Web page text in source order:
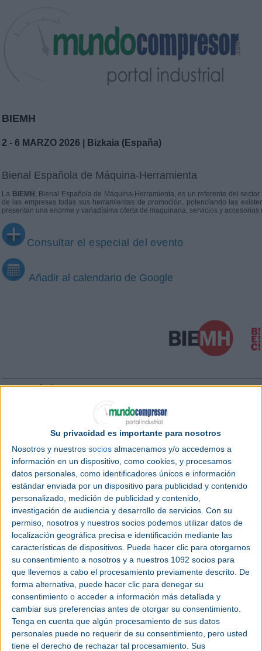
Su privacidad es importante para nosotros
Nosotros y nuestros socios almacenamos y/o accedemos a
información en un dispositivo, como cookies, y procesamos
datos personales, como identificadores únicos e información
estándar enviada por un dispositivo para publicidad y contenido
personalizado, medición de publicidad y contenido,
investigación de audiencia y desarrollo de servicios. Con su
permiso, nosotros y nuestros socios podemos utilizar datos de
localización geográfica precisa e identificación mediante las
características de dispositivos. Puede hacer clic para otorgarnos
su consentimiento a nosotros y a nuestros 1092 socios para
que llevemos a cabo el procesamiento previamente descrito. De
forma alternativa, puede hacer clic para denegar su
consentimiento o acceder a información más detallada y
cambiar sus preferencias antes de otorgar su consentimiento.
Tenga en cuenta que algún procesamiento de sus datos
personales puede no requerir de su consentimiento, pero usted
tiene el derecho de rechazar tal procesamiento. Sus
BIEMH
2 - 6 MARZO 2026 | Bizkaia (España)
Bienal Española de Máquina-Herramienta
La BIEMH , Bienal Española de Máquina-Herramienta, es un referente del
de las empresas todas sus herramientas de promoción, potenciando las
presentan una enorme y variadísima oferta de maquinaria, servicios y
Consultar el especial del evento
Añadir al calendario de Google
Categoría | Feria
Bizkaia (España)
Lunes 2 marzo 2026 - Viernes 6 marzo 2026
Página web|biemh.bilbaoexhibitioncentre.com/
Contacto|Tel: +34 94 404 00 00 bec@bec.eu